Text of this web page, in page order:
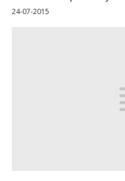
24-07-2015